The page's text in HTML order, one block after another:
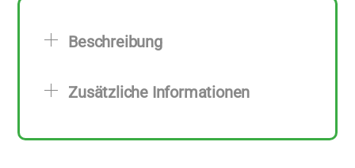
Teebeutel
Menge
Beschreibung
Zusätzliche Informationen